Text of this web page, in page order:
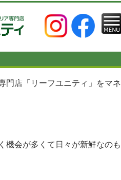
門店「リーフユニティ」をマネ
機会が多くて日々が新鮮なのも